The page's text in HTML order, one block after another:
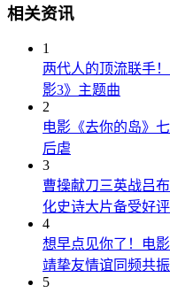
相关资讯
1
两代人的顶流联手
影3》主题曲
2
电影《去你的岛》
后虐
3
曹操献刀三英战吕
化史诗大片备受好评
4
想早点见你了！电
靖挚友情谊同频共振
5